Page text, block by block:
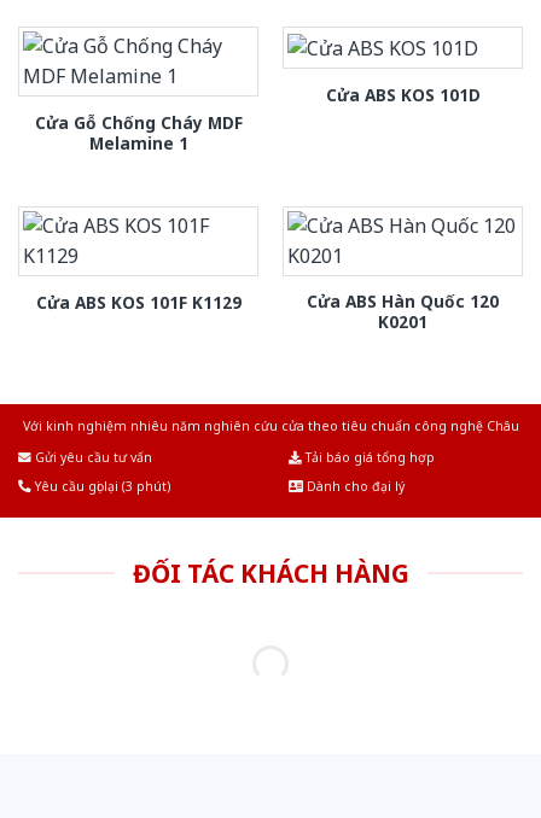
Cửa Gỗ Chống Cháy MDF
Melamine 1
Cửa ABS KOS 101D
Cửa ABS KOS 101F K1129
Cửa ABS Hàn Quốc 120
K0201
Với kinh nghiệm nhiêu năm nghiên cứu cửa theo tiêu chuẩn công nghệ Châu
Gửi yêu cầu tư vấn
Tải báo giá tổng hợp
Yêu cầu gọi lại (3 phút)
Dành cho đại lý
ĐỐI TÁC KHÁCH HÀNG